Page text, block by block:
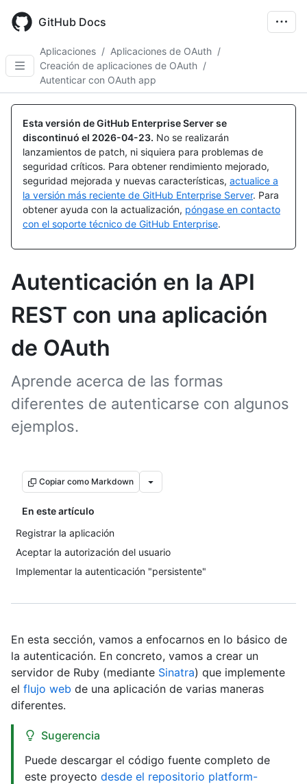
main
GitHub Docs
Aplicaciones / Aplicaciones de OAuth /
Creación de aplicaciones de OAuth /
Autenticar con OAuth app
Esta versión de GitHub Enterprise Server se
discontinuó el 2026-04-23. No se realizarán
lanzamientos de patch, ni siquiera para problemas de
seguridad críticos. Para obtener rendimiento mejorado,
seguridad mejorada y nuevas características, actualice a
la versión más reciente de GitHub Enterprise Server. Para
obtener ayuda con la actualización, póngase en contacto
con el soporte técnico de GitHub Enterprise.
Autenticación en la API
REST con una aplicación
de OAuth
Aprende acerca de las formas
diferentes de autenticarse con algunos
ejemplos.
Copiar como Markdown
En este artículo
Registrar la aplicación
Aceptar la autorización del usuario
Implementar la autenticación "persistente"
En esta sección, vamos a enfocarnos en lo básico de
la autenticación. En concreto, vamos a crear un
servidor de Ruby (mediante Sinatra) que implemente
el flujo web de una aplicación de varias maneras
diferentes.
Sugerencia
Puede descargar el código fuente completo de
este proyecto desde el repositorio platform-